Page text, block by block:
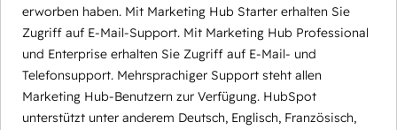
erworben haben. Mit Marketing Hub Starter erhalten Sie
Zugriff auf E-Mail-Support. Mit Marketing Hub Professional
und Enterprise erhalten Sie Zugriff auf E-Mail- und
Telefonsupport. Mehrsprachiger Support steht allen
Marketing Hub-Benutzern zur Verfügung. HubSpot
unterstützt unter anderem Deutsch, Englisch, Französisch,